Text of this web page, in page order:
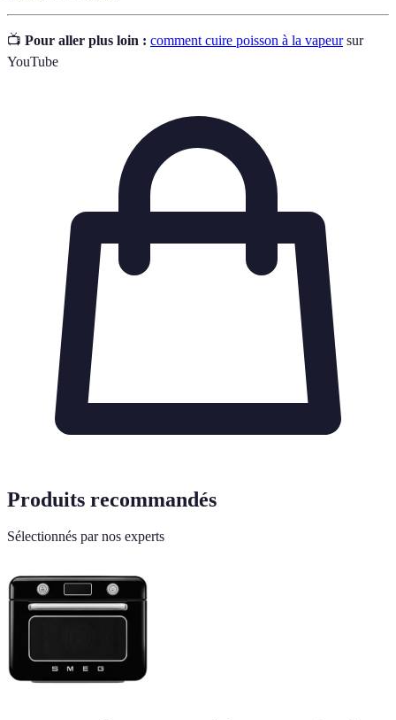
📺 Pour aller plus loin : comment cuire poisson à la vapeursur
YouTube
Produits recommandés
Sélectionnés par nos experts